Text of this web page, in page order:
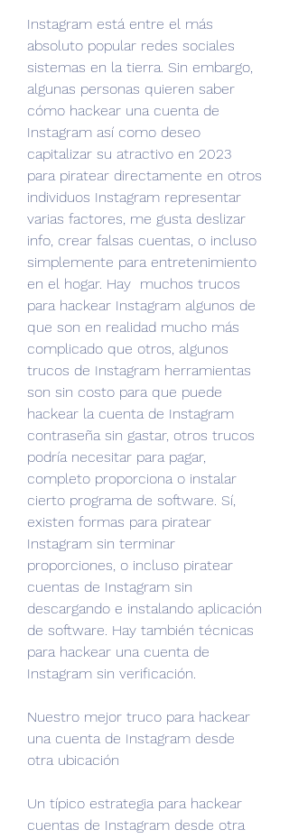
Instagram está entre el más
absoluto popular redes sociales
sistemas en la tierra. Sin embargo,
algunas personas quieren saber
cómo hackear una cuenta de
Instagram así como deseo
capitalizar su atractivo en 2023
para piratear directamente en otros
individuos Instagram representar
varias factores, me gusta deslizar
info, crear falsas cuentas, o incluso
simplemente para entretenimiento
en el hogar. Hay  muchos trucos
para hackear Instagram algunos de
que son en realidad mucho más
complicado que otros, algunos
trucos de Instagram herramientas
son sin costo para que puede
hackear la cuenta de Instagram
contraseña sin gastar, otros trucos
podría necesitar para pagar,
completo proporciona o instalar
cierto programa de software. Sí,
existen formas para piratear
Instagram sin terminar
proporciones, o incluso piratear
cuentas de Instagram sin
descargando e instalando aplicación
de software. Hay también técnicas
para hackear una cuenta de
Instagram sin verificación.
Nuestro mejor truco para hackear
una cuenta de Instagram desde
otra ubicación
Un típico estrategia para hackear
cuentas de Instagram desde otra